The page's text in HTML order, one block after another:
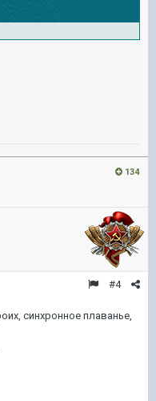
134
#4
синхронное плаванье,